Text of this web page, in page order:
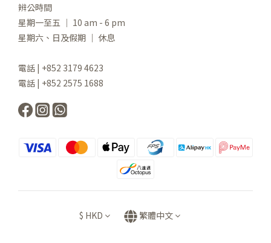
辨公時間
星期一至五 ｜ 10 am - 6 pm
星期六、日及假期 ｜ 休息
電話 | +852 3179 4623
電話 | +852 2575 1688
$ HKD 繁體中文